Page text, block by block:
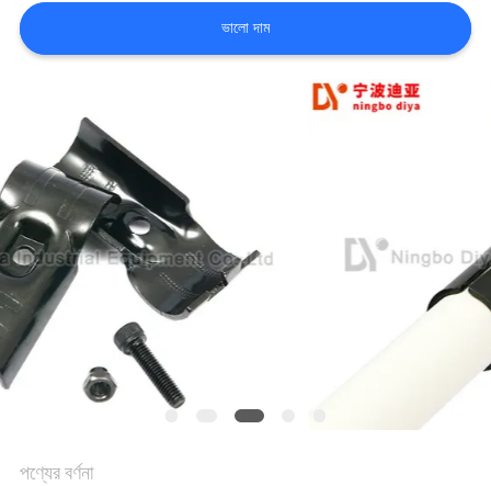
মামলা
উদ্ধৃতির
জন্য
আবেদন
সাইট
ম্যাপ
PRIVACY
ভালো দাম
পণ্যের বর্ণনা